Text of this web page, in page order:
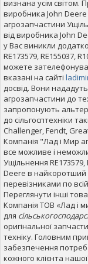
визнана усім світом.
виробника John
агрозапчастини
від виробника John
у Вас виникли
RE173579, RE155037,
можете
вказані на сайті
досвід. Вони
агрозапчастини до
запропонують
до сільгосптехніки
Challenger, Fendt,
Компанія "Лад і Мир
все можливе і
Ущільнення RE173579,
Deere в найкоротший
перевізниками по
Переглянути інші
Компанія ТОВ «Лад і
для
оригінальної
техніку. Головним
забезпечення
кожного клієнта нашої